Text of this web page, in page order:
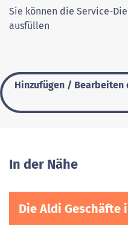
Sie können die Service-
ausfüllen
Hinzufügen /
In der Nähe
Die Aldi Geschäfte